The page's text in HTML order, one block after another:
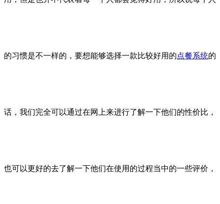
的习惯是不一样的，要想能够选择一款比较好用的点餐系统的
话，我们完全可以通过在网上来进行了解一下他们的性价比，
也可以更好的去了解一下他们在使用的过程当中的一些评价，